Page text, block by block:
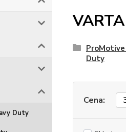
Duty
VARTA
Duty
Cena: